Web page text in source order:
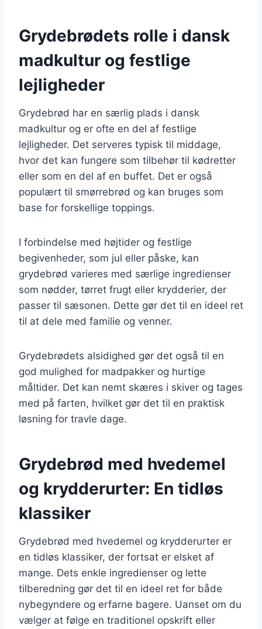
Grydebrødets rolle i dansk
madkultur og festlige
lejligheder
Grydebrød har en særlig plads i dansk
madkultur og er ofte en del af festlige
lejligheder. Det serveres typisk til middage,
hvor det kan fungere som tilbehør til kødretter
eller som en del af en buffet. Det er også
populært til smørrebrød og kan bruges som
base for forskellige toppings.
I forbindelse med højtider og festlige
begivenheder, som jul eller påske, kan
grydebrød varieres med særlige ingredienser
som nødder, tørret frugt eller krydderier, der
passer til sæsonen. Dette gør det til en ideel ret
til at dele med familie og venner.
Grydebrødets alsidighed gør det også til en
god mulighed for madpakker og hurtige
måltider. Det kan nemt skæres i skiver og tages
med på farten, hvilket gør det til en praktisk
løsning for travle dage.
Grydebrød med hvedemel
og krydderurter: En tidløs
klassiker
Grydebrød med hvedemel og krydderurter er
en tidløs klassiker, der fortsat er elsket af
mange. Dets enkle ingredienser og lette
tilberedning gør det til en ideel ret for både
nybegyndere og erfarne bagere. Uanset om du
vælger at følge en traditionel opskrift eller